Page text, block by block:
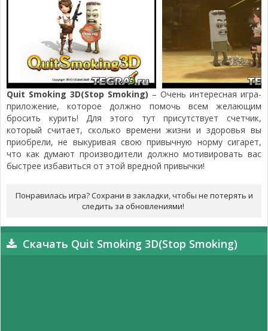
Quit Smoking 3D(Stop Smoking) – Очень интересная игра-
приложение, которое должно помочь всем желающим
бросить курить! Для этого тут присутствует счетчик,
который считает, сколько времени жизни и здоровья вы
приобрели, не выкуривая свою привычную норму сигарет,
что как думают производители должно мотивировать вас
быстрее избавиться от этой вредной привычки!
Понравилась игра? Сохрани в закладки, чтобы не потерять и
следить за обновлениями!
Скачать Quit Smoking 3D(Stop Smoking)